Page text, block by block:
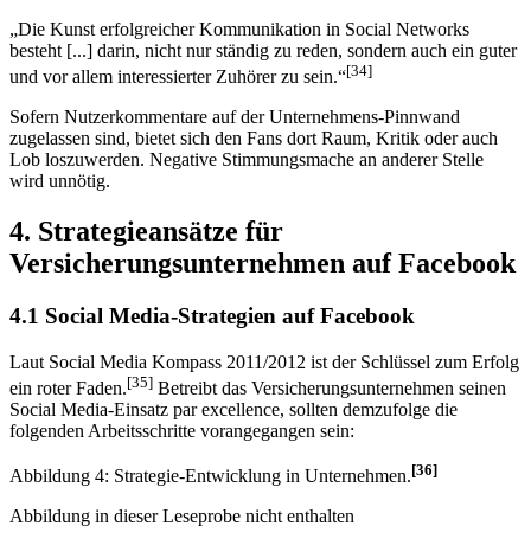
„Die Kunst erfolgreicher Kommunikation in Social Networks
besteht [...] darin, nicht nur ständig zu reden, sondern auch ein guter
und vor allem interessierter Zuhörer zu sein.“[34]
Sofern Nutzerkommentare auf der Unternehmens-Pinnwand
zugelassen sind, bietet sich den Fans dort Raum, Kritik oder auch
Lob loszuwerden. Negative Stimmungsmache an anderer Stelle
wird unnötig.
4. Strategieansätze für
Versicherungsunternehmen auf Facebook
4.1 Social Media-Strategien auf Facebook
Laut Social Media Kompass 2011/2012 ist der Schlüssel zum Erfolg
ein roter Faden.[35] Betreibt das Versicherungsunternehmen seinen
Social Media-Einsatz par excellence, sollten demzufolge die
folgenden Arbeitsschritte vorangegangen sein:
Abbildung 4: Strategie-Entwicklung in Unternehmen.[36]
Abbildung in dieser Leseprobe nicht enthalten